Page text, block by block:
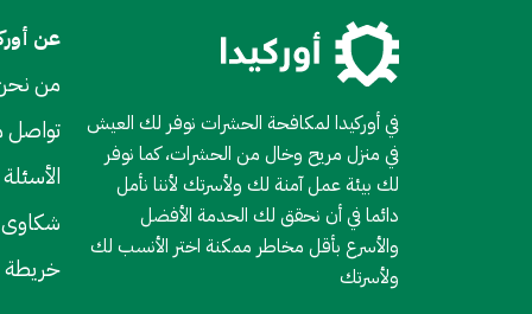
يمكنك إيقاف تشغيل جميع ملفات
موقعك ، ولكن قد يؤدي إلى تعطيل بعض
وصولك إلى المعلومات والتحكم
الاتصال بنا عبر عنوان البريد
بيانات لدينا عنك. اطلب منا حذف أي
لحماية المعلومات الخاصة بك.
باستخدام هذا الموقع ، فإنك توافق
سياسة الخصوصية الخاصة بنا من
في أوركيدا لمكافحة الحشرات نوفر لك العيش
في منزل مريح وخال من الحشرات، كما نوفر
لك بيئة عمل آمنة لك ولأسرتك لأننا نأمل
دائما في أن نحقق لك الحدمة الأفضل
والأسرع بأقل مخاطر ممكنة اختر الأنسب لك
ولأسرتك
عن
من
تواصل
خريطة